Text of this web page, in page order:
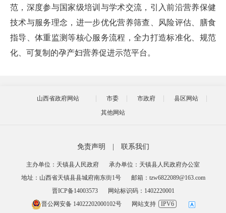
范，深度参与国家级培训与学术交流，引入前沿营养保健
技术与服务理念，进一步优化营养筛查、风险评估、膳食
指导、体重监测等核心服务流程，全力打造标准化、规范
化、可复制的孕产妇营养促进示范平台。
山西省政府网站 市委 市政府
县区网站
其他网站
免责声明 联系我们
主办单位：天镇县人民政府
承办单位：天镇县人民政府办公室
地址：山西省天镇县县城府南东街1号
邮箱：tzw6822089@163.com
晋ICP备14003573
网站标识码：1402220001
晋公网安备 14022202000102号
网站支持 IPV6